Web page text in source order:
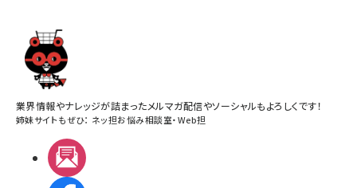
業界情報やナレッジが詰まったメルマガ配信やソーシャルもよろしくです！
姉妹サイトもぜひ： ネッ担お悩み相談室・Web担